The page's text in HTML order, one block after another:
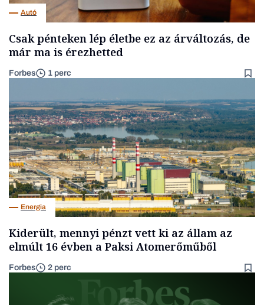
Autó
Csak pénteken lép életbe ez az árváltozás, de
már ma is érezhetted
Forbes 1 perc
Energia
Kiderült, mennyi pénzt vett ki az állam az
elmúlt 16 évben a Paksi Atomerőműből
Forbes 2 perc